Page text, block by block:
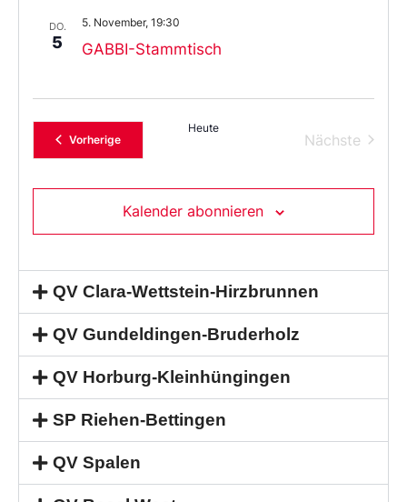
DO.
5 GABBI-Stammtisch
5. November, 19:30
VorherigeVeranstaltungen
Heute
Nächste
Kalender abonnieren
QV Clara-Wettstein-Hirzbrunnen
QV Gundeldingen-Bruderholz
QV Horburg-Kleinhüngingen
SP Riehen-Bettingen
QV Spalen